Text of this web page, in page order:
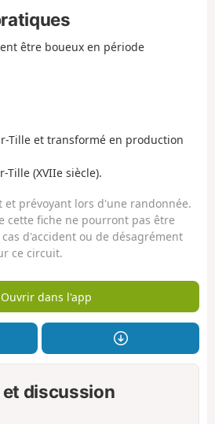
être boueux en période
Tille et transformé en production
Tille (XVIIe siècle).
et prévoyant lors d'une randonnée.
cette fiche ne pourront pas être
d'accident ou de désagrément
ce circuit.
Ouvrir dans l'app
et discussion